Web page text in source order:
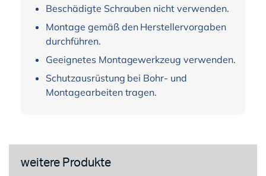
Beschädigte Schrauben nicht verwenden.
Montage gemäß den Herstellervorgaben
durchführen.
Geeignetes Montagewerkzeug verwenden.
Schutzausrüstung bei Bohr- und
Montagearbeiten tragen.
weitere Produkte